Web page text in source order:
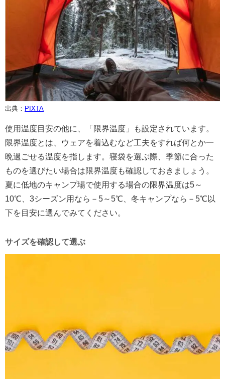
出典： PIXTA
使用温度目安の他に、「限界温度」も設定されています。
限界温度とは、ウェアを着込むなど工夫をすれば何とか一
晩過ごせる温度を指します。寝袋を選ぶ際、季節に合った
ものを選びたい場合は限界温度も確認しておきましょう。
夏に低地のキャンプ場で使用する場合の限界温度は5～
10℃、3シーズン用なら－5～5℃、冬キャンプなら－5℃以
下を目安に選んでみてください。
サイズを確認して選ぶ